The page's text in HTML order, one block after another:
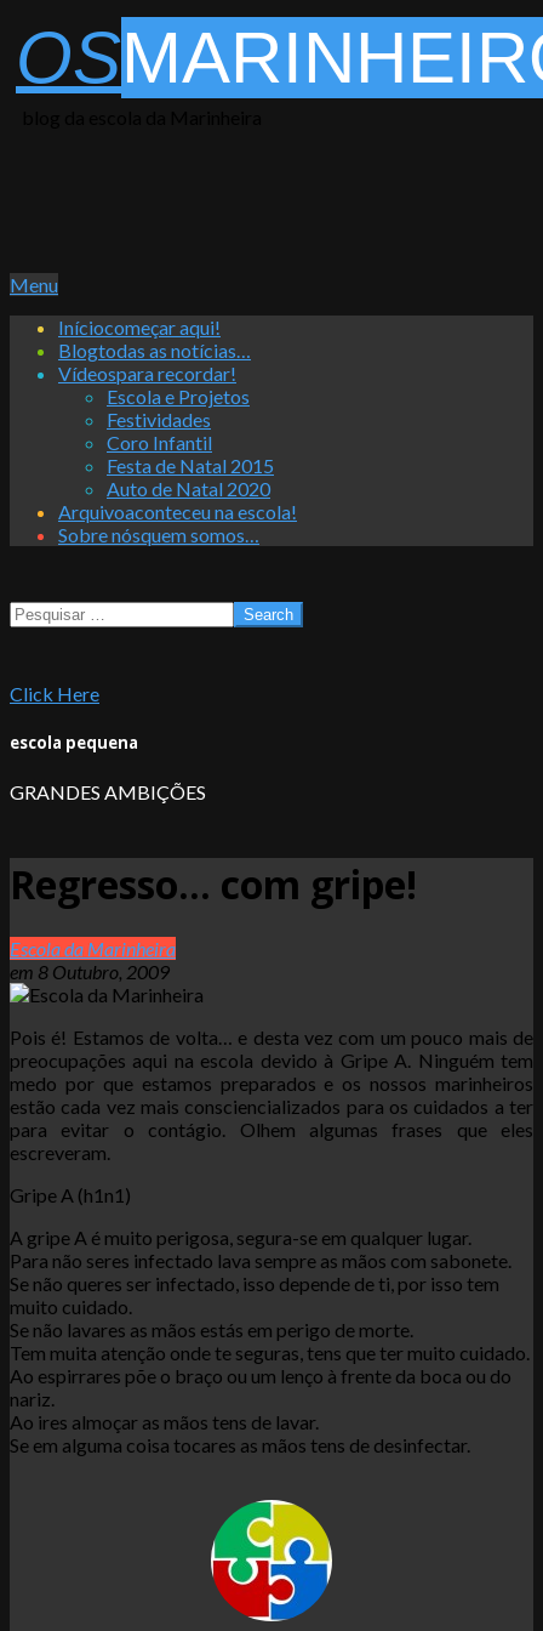
to
content
OS
Primary
Menu
Menu
Iníciocomeçar aqui!
Blogtodas as notícias…
Vídeospara recordar!
Escola e Projetos
Festividades
Coro Infantil
Festa de Natal 2015
Auto de Natal 2020
Arquivoaconteceu na escola!
Sobre nósquem somos…
Search
Click Here
escola pequena
GRANDES AMBIÇÕES
Regresso… com gripe!
Escola da Marinheira
em 8 Outubro, 2009
Pois é! Estamos de volta… e desta vez com um pouco mais de
preocupações aqui na escola devido à Gripe A. Ninguém tem
medo por que estamos preparados e os nossos marinheiros
estão cada vez mais consciencializados para os cuidados a ter
para evitar o contágio. Olhem algumas frases que eles
escreveram.
Gripe A (h1n1)
A gripe A é muito perigosa, segura-se em qualquer lugar.
Para não seres infectado lava sempre as mãos com sabonete.
Se não queres ser infectado, isso depende de ti, por isso tem
muito cuidado.
Se não lavares as mãos estás em perigo de morte.
Tem muita atenção onde te seguras, tens que ter muito cuidado.
Ao espirrares põe o braço ou um lenço à frente da boca ou do
nariz.
Ao ires almoçar as mãos tens de lavar.
Se em alguma coisa tocares as mãos tens de desinfectar.